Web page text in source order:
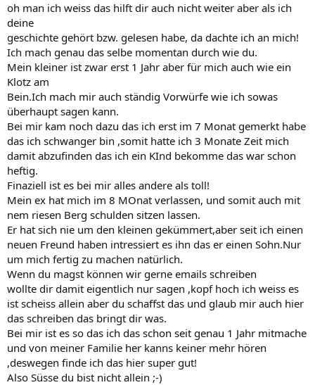
oh man ich weiss das hilft dir auch nicht weiter aber als ich
deine
geschichte gehört bzw. gelesen habe, da dachte ich an mich!
Ich mach genau das selbe momentan durch wie du.
Mein kleiner ist zwar erst 1 Jahr aber für mich auch wie ein
Klotz am
Bein.Ich mach mir auch ständig Vorwürfe wie ich sowas
überhaupt sagen kann.
Bei mir kam noch dazu das ich erst im 7 Monat gemerkt habe
das ich schwanger bin ,somit hatte ich 3 Monate Zeit mich
damit abzufinden das ich ein KInd bekomme das war schon
heftig.
Finaziell ist es bei mir alles andere als toll!
Mein ex hat mich im 8 MOnat verlassen, und somit auch mit
nem riesen Berg schulden sitzen lassen.
Er hat sich nie um den kleinen gekümmert,aber seit ich einen
neuen Freund haben intressiert es ihn das er einen Sohn.Nur
um mich fertig zu machen natürlich.
Wenn du magst können wir gerne emails schreiben
wollte dir damit eigentlich nur sagen ,kopf hoch ich weiss es
ist scheiss allein aber du schaffst das und glaub mir auch hier
das schreiben das bringt dir was.
Bei mir ist es so das ich das schon seit genau 1 Jahr mitmache
und von meiner Familie her kanns keiner mehr hören
,deswegen finde ich das hier super gut!
Also Süsse du bist nicht allein ;-)